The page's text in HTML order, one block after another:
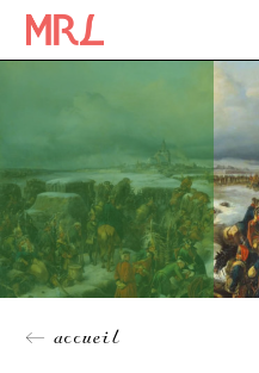
Maison Rousseau Littérature
Maison Rousseau Littérature
← accueil